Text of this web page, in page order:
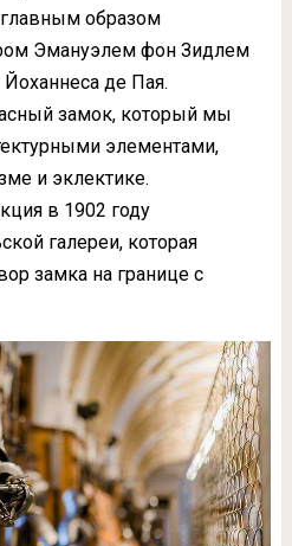
образом
Эмануэлем фон Зидлем
де Пая.
замок, который мы
элементами,
и эклектике.
в 1902 году
галереи, которая
замка на границе с